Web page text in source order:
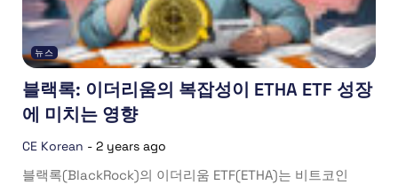
뉴스
블랙록: 이더리움의 복잡성이 ETHA ETF 성장
에 미치는 영향
CE Korean - 2 years ago
블랙록(BlackRock)의 이더리움 ETF(ETHA)는 비트코인